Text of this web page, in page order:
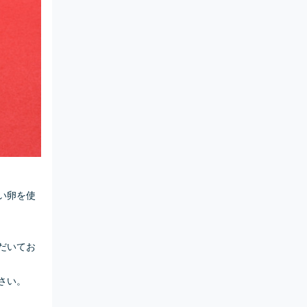
卵を使
いてお
。